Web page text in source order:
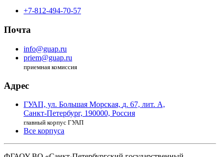
+7-812-494-70-57
Почта
info@guap.ru
priem@guap.ru
приемная комиссия
Адрес
ГУАП, ул. Большая Морская, д. 67, лит. А,
Санкт-Петербург, 190000, Россия
главный корпус ГУАП
Все корпуса